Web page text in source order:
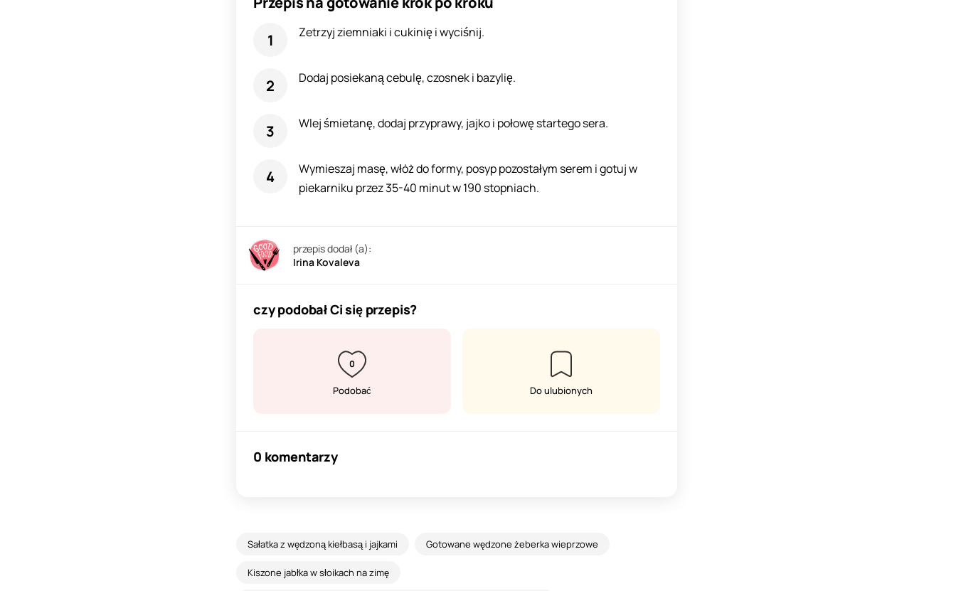
Zetrzyj ziemniaki i cukinię i wyciśnij.
Dodaj posiekaną cebulę, czosnek i bazylię.
Wlej śmietanę, dodaj przyprawy, jajko i połowę startego sera.
Wymieszaj masę, włóż do formy, posyp pozostałym serem i gotuj w
piekarniku przez 35-40 minut w 190 stopniach.
przepis dodał (a):
Irina Kovaleva
czy podobał Ci się przepis?
0
Podobać Do ulubionych
0 komentarzy
Sałatka z wędzoną kiełbasą i jajkami Gotowane wędzone żeberka wieprzowe
Kiszone jabłka w słoikach na zimę